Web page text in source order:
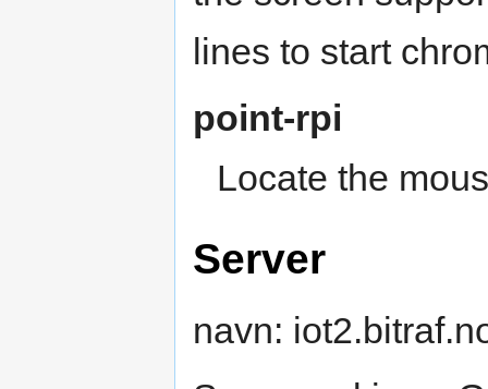
lines to start
point-rpi
Locate the
Server
navn: